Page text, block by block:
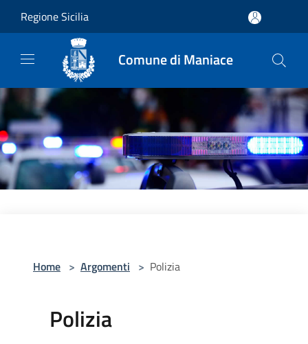
Regione Sicilia
Comune di Maniace
Home > Argomenti > Polizia
Polizia